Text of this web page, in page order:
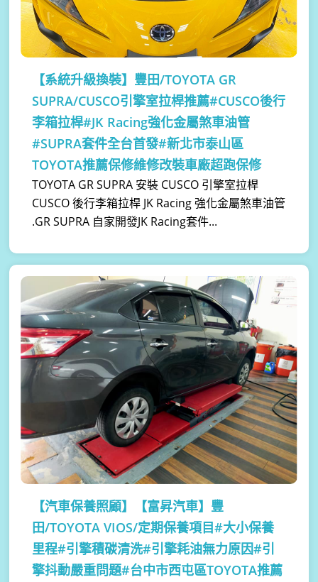
【系統升級換裝】 豐田/TOYOTA GR
SUPRA/CUSCO引擎室拉桿推薦#CUSCO後行
李箱拉桿#JK Racing強化金屬煞車油管
#SUPRA套件全台首發#新北市泰山區
TOYOTA推薦保修維修改裝車廠超跑保修
TOYOTA GR SUPRA 安裝 CUSCO 引擎室拉桿
CUSCO 後行李箱拉桿 JK Racing 強化金屬煞車油管
.GR SUPRA 自家開發JK Racing套件...
【汽車保養照顧】
【富昇汽車】豐
田/TOYOTA VIOS/定期保養項目#大小保養
里程#引擎積碳清洗#引擎耗油無力原因#引
擎抖動嚴重問題#台中市西屯區TOYOTA推薦